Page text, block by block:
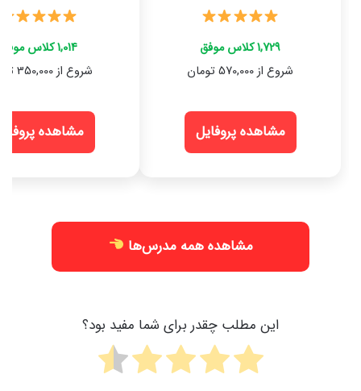
1,729 کلاس موفق
شروع از 570,000 تومان
مشاهده پروفایل
1,014 کلاس موفق
شروع از 350,000 تومان
مشاهده
مشاهده همه مدرس‌ها
این مطلب چقدر برای شما مفید بود؟